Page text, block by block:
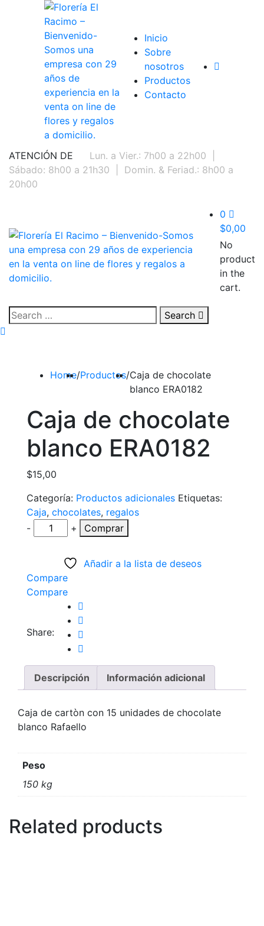
Inicio
Sobre
nosotros
Productos
Contacto
ATENCIÓN DE Lun. a Vier.: 7h00 a 22h00
Sábado: 8h00 a 21h30
Domin. & Feriad.: 8h00 a
20h00
0
$0,00
No
product
in the
cart.
Search
Home/Productos/Caja de chocolate
blanco ERA0182
Caja de chocolate
blanco ERA0182
$15,00
Categoría: Productos adicionales Etiquetas:
Caja, chocolates, regalos
-
+ Comprar
Añadir a la lista de deseos
Compare
Compare
Share:
Descripción Información adicional
Caja de cartòn con 15 unidades de chocolate
blanco Rafaello
Peso
150 kg
Related products